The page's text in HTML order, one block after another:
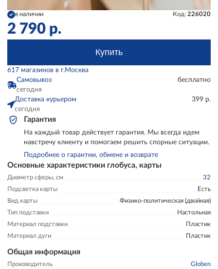
Основные характеристики глобуса, карты
Диаметр сферы, см
32
Подсветка карты
Есть
Вид карты
Физико-политическая (двойная)
Тип подставки
Настольная
Материал подставки
Пластик
Материал дуги
Пластик
Общая информация
Производитель
Globen
в наличии Код: 226020
2 790 р.
Купить
617 магазинов в г.Москва
Самовывоз
сегодня
бесплатно
Доставка курьером
сегодня
399 р.
Гарантия
На каждый товар действует гарантия. Мы всегда идем
навстречу клиенту и помогаем решить спорные ситуации.
Подробнее о гарантии, обмене и возврате